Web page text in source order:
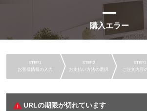
購入エラー
お客様情報の入力 お支払い方法の選択 ご注文内容
URLの期限が切れています